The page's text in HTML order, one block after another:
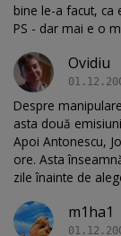
bine le-a facut, ca
PS - dar mai e o
Ovidiu
Despre
asta două
Apoi Antonescu,
ore. Asta
zile înainte de
m1ha1